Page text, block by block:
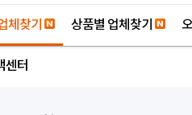
체찾기 상품별 업체찾기
센터